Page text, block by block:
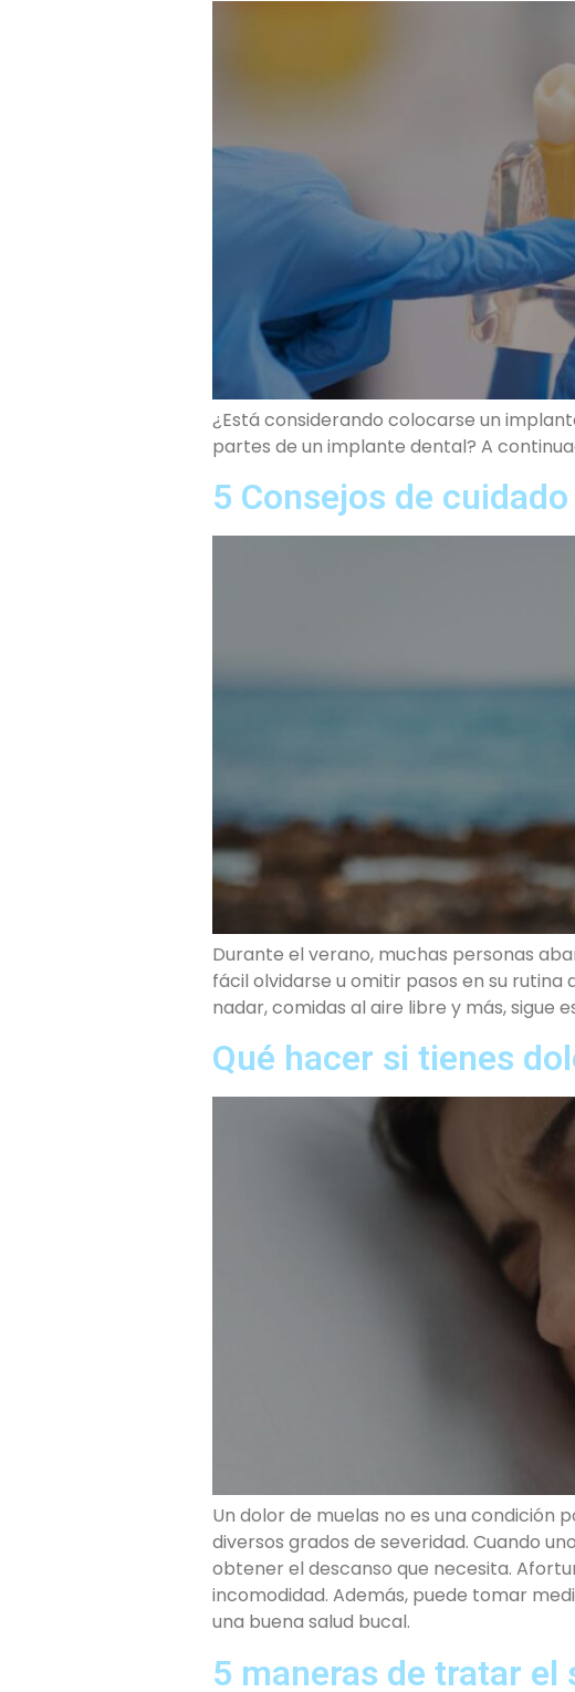
¿Está considerando colocarse un
partes de un implante dental? A
5 Consejos de
Durante el verano, muchas personas
fácil olvidarse u omitir pasos en su
nadar, comidas al aire libre y más, sigue
Qué hacer si tienes
Un dolor de muelas no es una condición
diversos grados de severidad. Cuando
obtener el descanso que necesita.
incomodidad. Además, puede tomar
una buena salud bucal.
5 maneras de tratar el